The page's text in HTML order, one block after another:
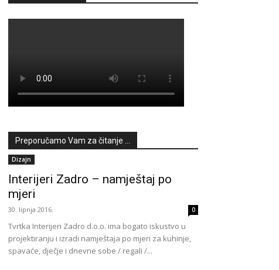
Preporučamo Vam za čitanje ...
Dizajn
Interijeri Zadro – namještaj po
mjeri
30. lipnja 2016. 0
Tvrtka Interijeri Zadro d.o.o. ima bogato iskustvo u
projektiranju i izradi namještaja po mjeri za kuhinje,
spavaće, dječje i dnevne sobe / regali /...